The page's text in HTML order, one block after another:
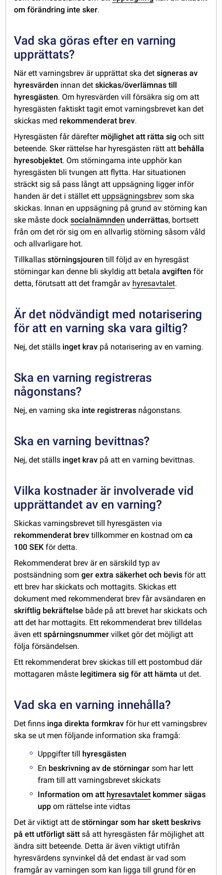
om förändring inte sker.
Vad ska göras efter en varning
upprättats?
När ett varningsbrev är upprättat ska detsigneras av
hyresvärden innan detskickas/överlämnas till
hyresgästen. Om hyresvärden vill försäkra sig om att
hyresgästen faktiskt tagit emot varningsbrevet kan det
skickas med rekommenderat brev.
Hyresgästen får därefter möjlighet att rätta sigoch sitt
beteende. Sker rättelse har hyresgästen rätt att behålla
hyresobjektet. Om störningarna inte upphör kan
hyresgästen bli tvungen att flytta. Har situationen
sträckt sig så pass långt att uppsägning ligger inför
handen är det i stället ett uppsägningsbrev som ska
skickas. Innan en uppsägning på grund av störning kan
ske måste docksocialnämnden underrättas, bortsett
från om det rör sig om en allvarlig störning såsom våld
och allvarligare hot.
Tillkallasstörningsjouren till följd av en hyresgäst
störningar kan denne bli skyldig att betalaavgiften för
detta, förutsatt att det framgår av hyresavtalet.
Är det nödvändigt med notarisering
för att en varning ska vara giltig?
Nej, det ställs inget krav på notarisering av en varning.
Ska en varning registreras
någonstans?
Nej, en varning ska inte registreras någonstans.
Ska en varning bevittnas?
Nej, det ställs inget krav på att en varning bevittnas.
Vilka kostnader är involverade vid
upprättandet av en varning?
Skickas varningsbrevet till hyresgästen via
rekommenderat brev tillkommer en kostnad omca
100 SEK för detta.
Rekommenderat brev är en särskild typ av
postsändning som ger extra säkerhet och bevisför att
ett brev har skickats och mottagits. Skickas ett
dokument med rekommenderat brev får avsändaren en
skriftlig bekräftelse både på att brevet har skickats och
att det har mottagits. Ett rekommenderat brev tilldelas
även ettspårningsnummer vilket gör det möjligt att
följa försändelsen.
Ett rekommenderat brev skickas till ett postombud där
mottagaren måste legitimera sig för att hämta ut det.
Vad ska en varning innehålla?
Det finns inga direkta formkravför hur ett varningsbrev
ska se ut men följande information ska framgå:
Uppgifter till hyresgästen
En beskrivning av de störningar som har lett
fram till att varningsbrevet skickats
Information om att hyresavtalet kommer sägas
uppom rättelse inte vidtas
Det är viktigt att de störningar som har skett beskrivs
på ett utförligt sättså att hyresgästen får möjlighet att
ändra sitt beteende. Detta är även viktigt utifrån
hyresvärdens synvinkel då det endast är vad som
framgår av varningen som kan ligga till grund för en